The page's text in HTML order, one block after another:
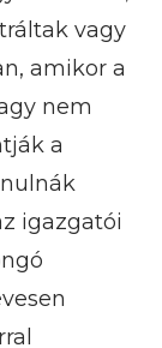
vagy
amikor a
nem
a
igazgatói